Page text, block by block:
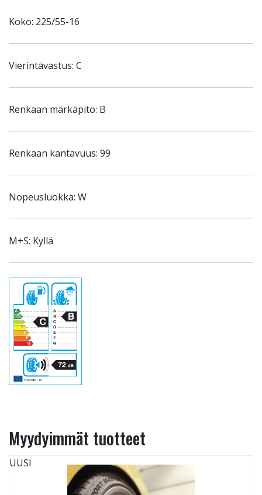
Koko: 225/55-16
Vierintävastus: C
Renkaan märkäpito: B
Renkaan kantavuus: 99
Nopeusluokka: W
M+S: Kyllä
Myydyimmät tuotteet
UUSI